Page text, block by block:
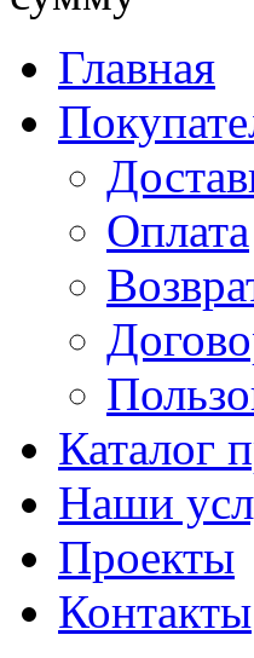
Главная
Оплата
Каталог
Наши
Проекты
Контакты